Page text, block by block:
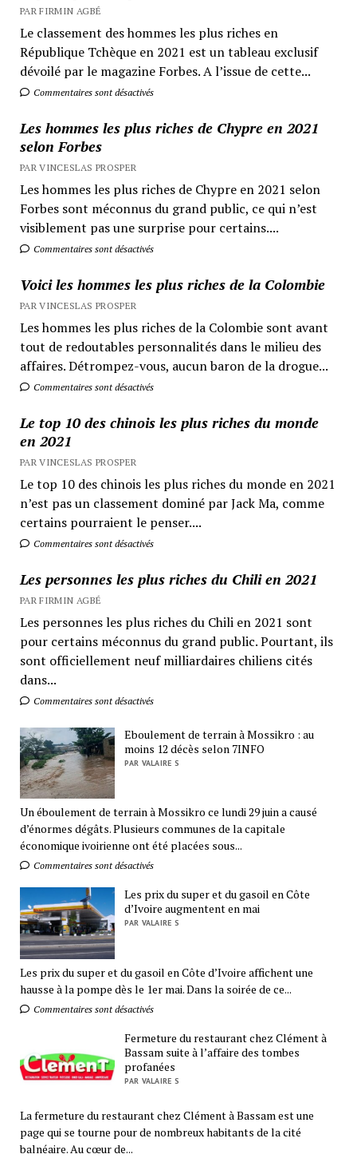
PAR FIRMIN AGBÉ
Le classement des hommes les plus riches en
République Tchèque en 2021 est un tableau exclusif
dévoilé par le magazine Forbes. A l’issue de cette...
Commentaires sont désactivés
Les hommes les plus riches de Chypre en 2021
selon Forbes
PAR VINCESLAS PROSPER
Les hommes les plus riches de Chypre en 2021 selon
Forbes sont méconnus du grand public, ce qui n’est
visiblement pas une surprise pour certains....
Commentaires sont désactivés
Voici les hommes les plus riches de la Colombie
PAR VINCESLAS PROSPER
Les hommes les plus riches de la Colombie sont avant
tout de redoutables personnalités dans le milieu des
affaires. Détrompez-vous, aucun baron de la drogue...
Commentaires sont désactivés
Le top 10 des chinois les plus riches du monde
en 2021
PAR VINCESLAS PROSPER
Le top 10 des chinois les plus riches du monde en 2021
n’est pas un classement dominé par Jack Ma, comme
certains pourraient le penser....
Commentaires sont désactivés
Les personnes les plus riches du Chili en 2021
PAR FIRMIN AGBÉ
Les personnes les plus riches du Chili en 2021 sont
pour certains méconnus du grand public. Pourtant, ils
sont officiellement neuf milliardaires chiliens cités
dans...
Commentaires sont désactivés
Eboulement de terrain à Mossikro : au
moins 12 décès selon 7INFO
PAR VALAIRE S
Un éboulement de terrain à Mossikro ce lundi 29 juin a causé
d’énormes dégâts. Plusieurs communes de la capitale
économique ivoirienne ont été placées sous...
Commentaires sont désactivés
Les prix du super et du gasoil en Côte
d’Ivoire augmentent en mai
PAR VALAIRE S
Les prix du super et du gasoil en Côte d’Ivoire affichent une
hausse à la pompe dès le 1er mai. Dans la soirée de ce...
Commentaires sont désactivés
Fermeture du restaurant chez Clément à
Bassam suite à l’affaire des tombes
profanées
PAR VALAIRE S
La fermeture du restaurant chez Clément à Bassam est une
page qui se tourne pour de nombreux habitants de la cité
balnéaire. Au cœur de...